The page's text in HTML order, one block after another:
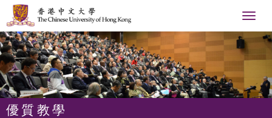
優質教學